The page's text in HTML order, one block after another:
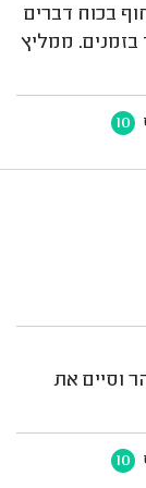
בכוח דברים
בזמנים. ממליץ
10
וסיים את
10